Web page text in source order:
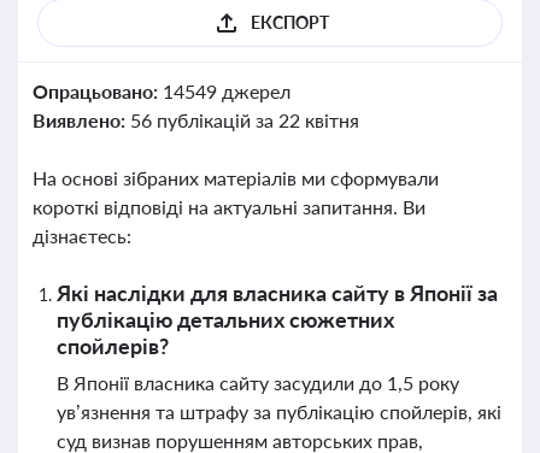
ЕКСПОРТ
Опрацьовано: 14549 джерел
Виявлено: 56 публікацій за 22 квітня
На основі зібраних матеріалів ми сформували
короткі відповіді на актуальні запитання. Ви
дізнаєтесь:
Які наслідки для власника сайту в Японії за
публікацію детальних сюжетних
спойлерів?
В Японії власника сайту засудили до 1,5 року
ув’язнення та штрафу за публікацію спойлерів, які
суд визнав порушенням авторських прав,